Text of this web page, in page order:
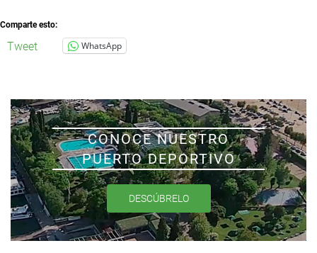
Comparte esto:
Tweet WhatsApp
CONOCE NUESTRO
PUERTO DEPORTIVO
DESCÚBRELO